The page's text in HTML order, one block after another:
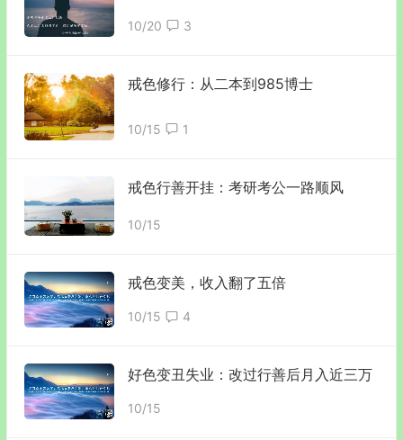
10/20 3
戒色修行：从二本到985博士
10/15 1
戒色行善开挂：考研考公一路顺风
10/15
戒色变美，收入翻了五倍
10/15 4
好色变丑失业：改过行善后月入近三万
10/15